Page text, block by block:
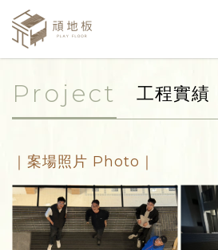
Project 工程實績
｜案場照片 Photo｜